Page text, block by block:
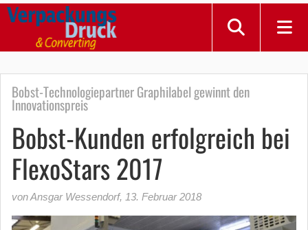
Bobst-Technologiepartner Graphilabel gewinnt den
Innovationspreis
Bobst-Kunden erfolgreich bei
FlexoStars 2017
von Ansgar Wessendorf, 13. Februar 2018